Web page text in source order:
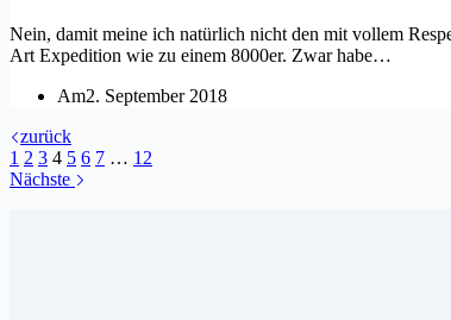
Nein, damit meine ich natürlich nicht den mit vollem
Art Expedition wie zu einem 8000er. Zwar habe…
Am2. September 2018
zurück
1 2 3 4 5 6 7 … 12
Nächste